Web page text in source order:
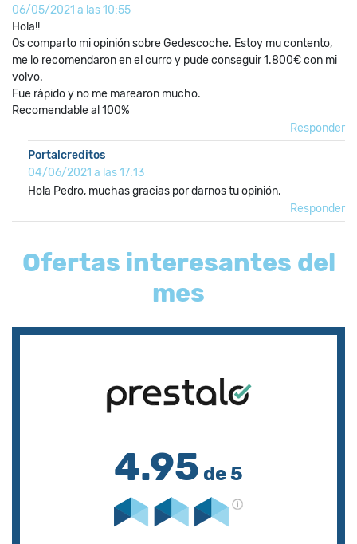
06/05/2021 a las 10:55
Hola!!
Os comparto mi opinión sobre Gedescoche. Estoy mu contento,
me lo recomendaron en el curro y pude conseguir 1.800€ con mi
volvo.
Fue rápido y no me marearon mucho.
Recomendable al 100%
Responder
Portalcreditos
04/06/2021 a las 17:13
Hola Pedro, muchas gracias por darnos tu opinión.
Responder
Ofertas interesantes del
mes
4.95 de 5